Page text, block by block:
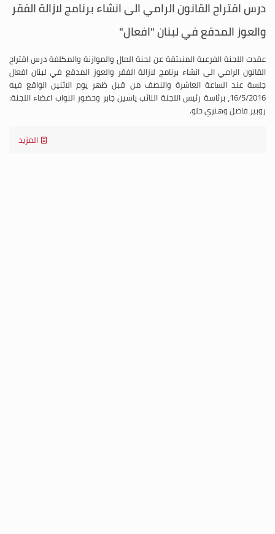
درس اقتراح القانون الرامي الى انشاء برنامج لازالة الفقر
والعوز المدقع في لبنان "افعال"
عقدت اللجنة الفرعية المنبثقة عن لجنة المال والموازنة والمكلفة درس اقتراح
القانون الرامي الى انشاء برنامج لازالة الفقر والعوز المدقع في لبنان افعال
جلسة عند الساعة العاشرة والنصف من قبل ظهر يوم الاثنين الواقع فيه
16/5/2016، برئاسة رئيس اللجنة النائب ياسين جابر وحضور النواب اعضاء اللجنة:
روبير فاضل وهنري حلو.
المزيد